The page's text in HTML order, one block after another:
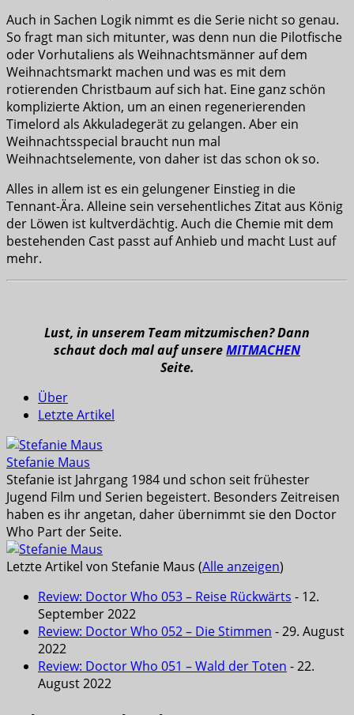
Auch in Sachen Logik nimmt es die Serie nicht so genau.
So fragt man sich mitunter, was denn nun die Pilotfische
oder Vorhutaliens als Weihnachtsmänner auf dem
Weihnachtsmarkt machen und was es mit dem
rotierenden Christbaum auf sich hat. Eine ganz schön
komplizierte Aktion, um an einen regenerierenden
Timelord als Akkuladegerät zu gelangen. Aber ein
Weihnachtsspecial braucht nun mal
Weihnachtselemente, von daher ist das schon ok so.
Alles in allem ist es ein gelungener Einstieg in die
Tennant-Ära. Alleine sein versehentliches Zitat aus König
der Löwen ist kultverdächtig. Auch die Chemie mit dem
bestehenden Cast passt auf Anhieb und macht Lust auf
mehr.
Lust, in unserem Team mitzumischen? Dann
schaut doch mal auf unsereMITMACHEN
Seite.
Über
Letzte Artikel
Stefanie Maus
Stefanie ist Jahrgang 1984 und schon seit frühester
Jugend Film und Serien begeistert. Besonders Zeitreisen
haben es ihr angetan, daher übernimmt sie den Doctor
Who Part der Seite.
Letzte Artikel von Stefanie Maus (Alle anzeigen)
Review: Doctor Who 053 – Reise Rückwärts - 12.
September 2022
Review: Doctor Who 052 – Die Stimmen - 29. August
2022
Review: Doctor Who 051 – Wald der Toten - 22.
August 2022